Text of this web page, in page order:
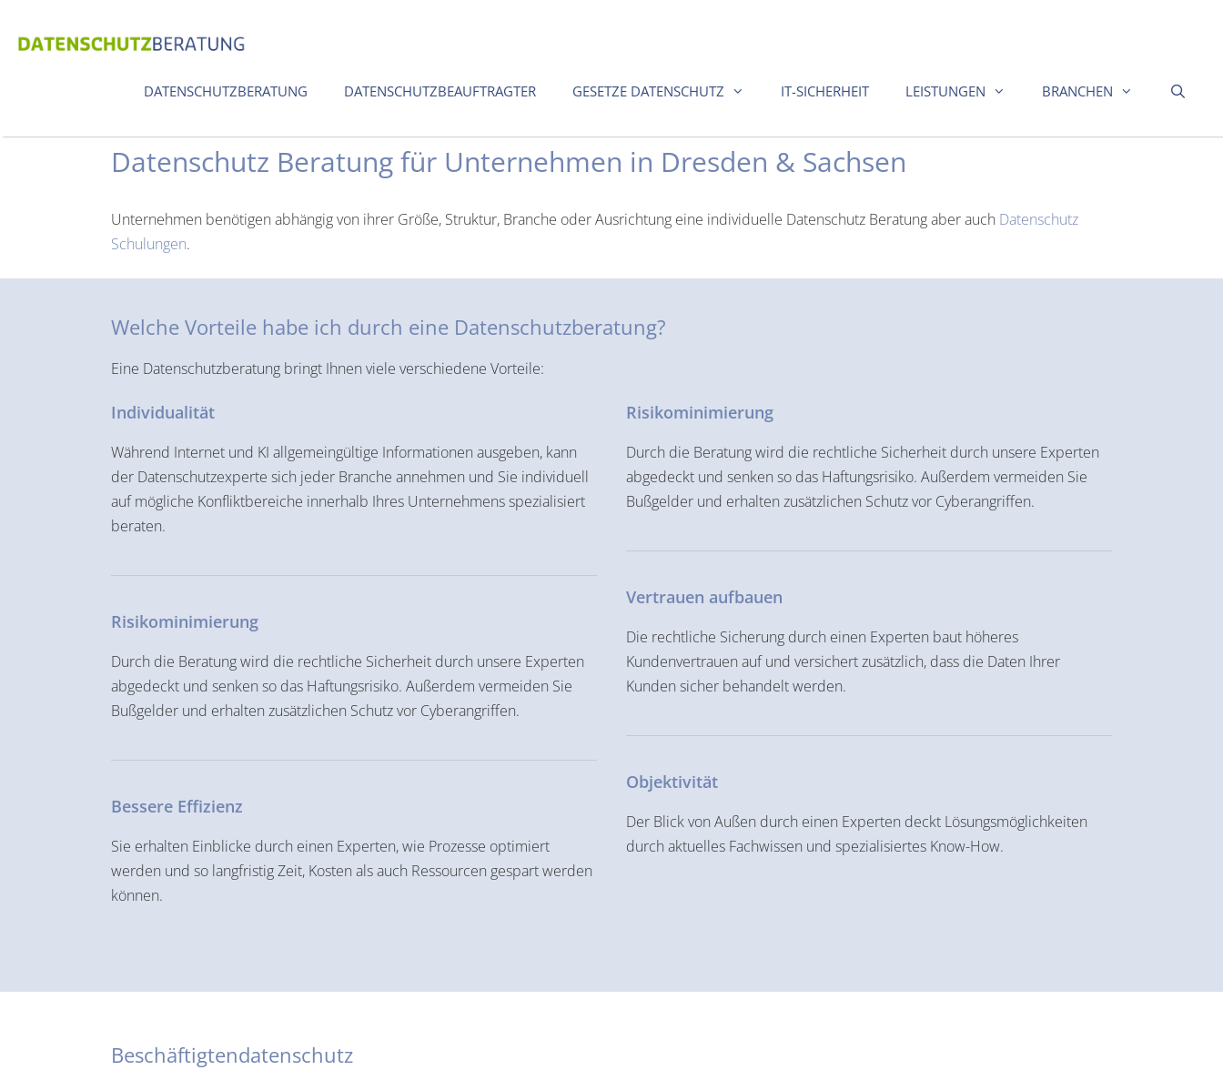
Inhalt
DATENSCHUTZBERATUNG DATENSCHUTZBEAUFTRAGTER GESETZE DATENSCHUTZ IT-SICHERHEIT LEISTUNGEN BRANCHEN
Datenschutz Beratung für Unternehmen in Dresden & Sachsen
Unternehmen benötigen abhängig von ihrer Größe, Struktur, Branche oder Ausrichtung eine individuelle Datenschutz Beratung aber auch Datenschutz
Schulungen.
Welche Vorteile habe ich durch eine Datenschutzberatung?
Eine Datenschutzberatung bringt Ihnen viele verschiedene Vorteile:
Individualität
Während Internet und KI allgemeingültige Informationen ausgeben, kann
der Datenschutzexperte sich jeder Branche annehmen und Sie individuell
auf mögliche Konfliktbereiche innerhalb Ihres Unternehmens spezialisiert
beraten.
Risikominimierung
Durch die Beratung wird die rechtliche Sicherheit durch unsere Experten
abgedeckt und senken so das Haftungsrisiko. Außerdem vermeiden Sie
Bußgelder und erhalten zusätzlichen Schutz vor Cyberangriffen.
Bessere Effizienz
Sie erhalten Einblicke durch einen Experten, wie Prozesse optimiert
werden und so langfristig Zeit, Kosten als auch Ressourcen gespart werden
können.
Risikominimierung
Durch die Beratung wird die rechtliche Sicherheit durch unsere Experten
abgedeckt und senken so das Haftungsrisiko. Außerdem vermeiden Sie
Bußgelder und erhalten zusätzlichen Schutz vor Cyberangriffen.
Vertrauen aufbauen
Die rechtliche Sicherung durch einen Experten baut höheres
Kundenvertrauen auf und versichert zusätzlich, dass die Daten Ihrer
Kunden sicher behandelt werden.
Objektivität
Der Blick von Außen durch einen Experten deckt Lösungsmöglichkeiten
durch aktuelles Fachwissen und spezialisiertes Know-How.
Beschäftigtendatenschutz